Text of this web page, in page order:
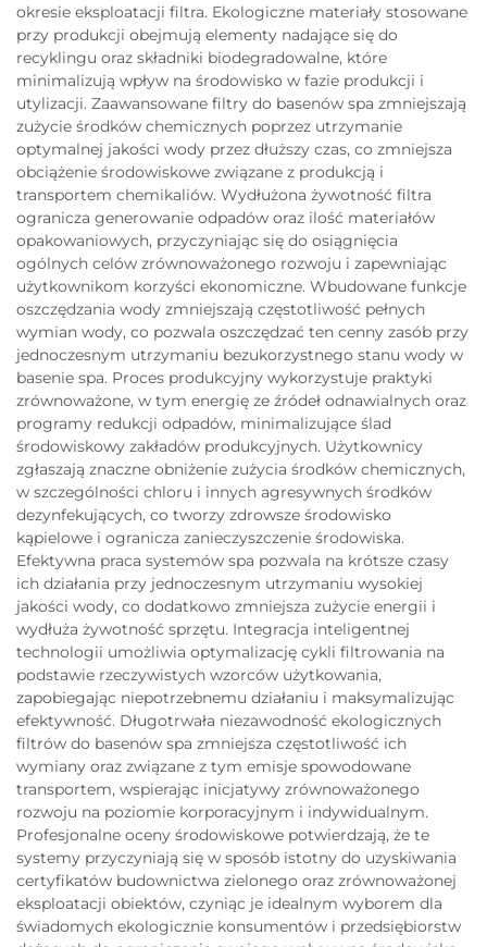
okresie eksploatacji filtra. Ekologiczne materiały stosowane
przy produkcji obejmują elementy nadające się do
recyklingu oraz składniki biodegradowalne, które
minimalizują wpływ na środowisko w fazie produkcji i
utylizacji. Zaawansowane filtry do basenów spa zmniejszają
zużycie środków chemicznych poprzez utrzymanie
optymalnej jakości wody przez dłuższy czas, co zmniejsza
obciążenie środowiskowe związane z produkcją i
transportem chemikaliów. Wydłużona żywotność filtra
ogranicza generowanie odpadów oraz ilość materiałów
opakowaniowych, przyczyniając się do osiągnięcia
ogólnych celów zrównoważonego rozwoju i zapewniając
użytkownikom korzyści ekonomiczne. Wbudowane funkcje
oszczędzania wody zmniejszają częstotliwość pełnych
wymian wody, co pozwala oszczędzać ten cenny zasób przy
jednoczesnym utrzymaniu bezukorzystnego stanu wody w
basenie spa. Proces produkcyjny wykorzystuje praktyki
zrównoważone, w tym energię ze źródeł odnawialnych oraz
programy redukcji odpadów, minimalizujące ślad
środowiskowy zakładów produkcyjnych. Użytkownicy
zgłaszają znaczne obniżenie zużycia środków chemicznych,
w szczególności chloru i innych agresywnych środków
dezynfekujących, co tworzy zdrowsze środowisko
kąpielowe i ogranicza zanieczyszczenie środowiska.
Efektywna praca systemów spa pozwala na krótsze czasy
ich działania przy jednoczesnym utrzymaniu wysokiej
jakości wody, co dodatkowo zmniejsza zużycie energii i
wydłuża żywotność sprzętu. Integracja inteligentnej
technologii umożliwia optymalizację cykli filtrowania na
podstawie rzeczywistych wzorców użytkowania,
zapobiegając niepotrzebnemu działaniu i maksymalizując
efektywność. Długotrwała niezawodność ekologicznych
filtrów do basenów spa zmniejsza częstotliwość ich
wymiany oraz związane z tym emisje spowodowane
transportem, wspierając inicjatywy zrównoważonego
rozwoju na poziomie korporacyjnym i indywidualnym.
Profesjonalne oceny środowiskowe potwierdzają, że te
systemy przyczyniają się w sposób istotny do uzyskiwania
certyfikatów budownictwa zielonego oraz zrównoważonej
eksploatacji obiektów, czyniąc je idealnym wyborem dla
świadomych ekologicznie konsumentów i przedsiębiorstw